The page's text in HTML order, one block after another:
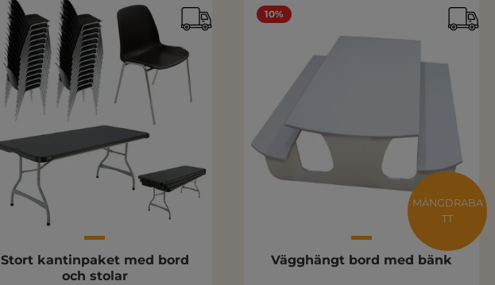
Stort kantinpaket med bord
och stolar
MÄNGDRABA
TT
10%
Vägghängt bord med bänk